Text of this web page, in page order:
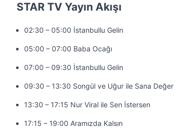
STAR TV Yayın Akışı
02:30 – 05:00 İstanbullu Gelin
05:00 – 07:00 Baba Ocağı
07:00 – 09:30 İstanbullu Gelin
09:30 – 13:30 Songül ve Uğur ile Sana Değer
13:30 – 17:15 Nur Viral ile Sen İstersen
17:15 – 19:00 Aramızda Kalsın